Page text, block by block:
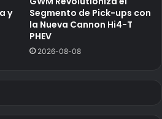
y
Segmento de Pick-ups con
la Nueva Cannon Hi4-T
PHEV
2026-08-08